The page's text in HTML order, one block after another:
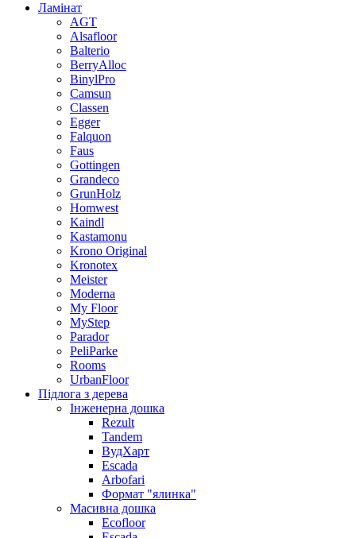
Ламінат
AGT
Alsafloor
Balterio
BerryAlloc
BinylPro
Camsun
Classen
Egger
Falquon
Faus
Gottingen
Grandeco
GrunHolz
Homwest
Kaindl
Kastamonu
Krono Original
Kronotex
Meister
Moderna
My Floor
MyStep
Parador
PeliParke
Rooms
UrbanFloor
Підлога з дерева
Інженерна дошка
Rezult
Tandem
ВудХарт
Escada
Arbofari
Формат "ялинка"
Масивна дошка
Ecofloor